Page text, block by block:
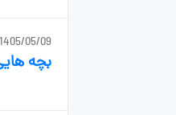
1405/05/09
بچه